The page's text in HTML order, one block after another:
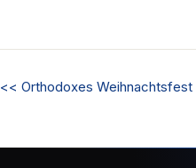
<< Orthodoxes Weihnachtsfest